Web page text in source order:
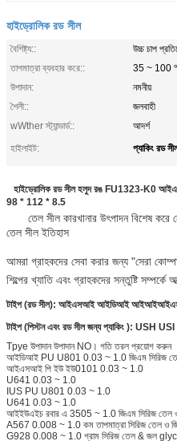
হাইড্রোলিক রড সীল
বৈশিষ্ট্য::
উচ্চ চাপ
তাপমাত্রা ব্যবহার করে::
35 ~ 100
উপাদান:
নমনীয়
শৈলী::
জলবাহী
wWther স্ট্যান্ডার্ড::
আদর্শ
হাইলাইট:
প্যাকিং রড
হাইড্রোলিক রড সীল হলুদ রঙ FU1323-
98 * 112 * 8.5
তেল সীল কারখানার উৎপাদন বিশেষ করে
তেল সীল ইতিহাস
আমরা গ্রাহকদের সেবা করার জন্য "সেরা
শিল্পের খ্যাতি এবং গ্রাহকদের সন্তুষ্টি সম্পর্কে
টাইপ (রড সীল): আইএসআই আইডিআই আইআইআইএস
টাইপ (পিস্টন এবং রড সীল জন্য প্যাকিং ): USH USI
Tpye উপাদান উপাদান NO। গতি তরল প্রয়োগ করুন
আইডিআই PU U801 0.03 ~ 1.0 জিএম সিরিজ
আইএসআই পি ইউ ইউ0101 0.03 ~ 1.0
U641 0.03 ~ 1.0
IUS PU U801 0.03 ~ 1.0
U641 0.03 ~ 1.0
আইইউএইচ রবার এ 3505 ~ 1.0 জিএম সিরিজ তেল
A567 0.008 ~ 1.0 কম তাপমাত্রা সিরিজ তেল ও
G928 0.008 ~ 1.0 গ্রাম সিরিজ তেল & জল